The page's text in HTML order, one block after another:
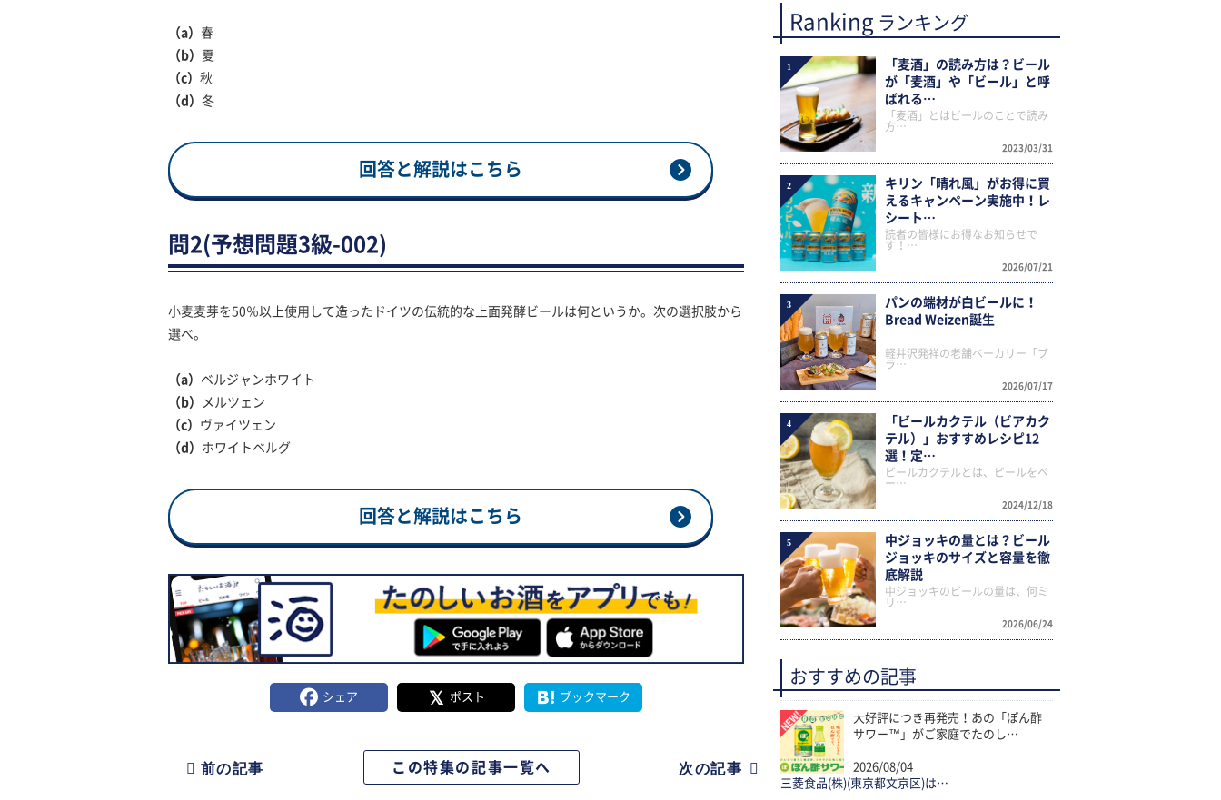
（a） 春
（b） 夏
（c） 秋
（d） 冬
回答と解説はこちら
問2(予想問題3級-002)
小麦麦芽を50％以上使用して造ったドイツの伝統的な上面発酵ビールは何というか。次の選択肢から
選べ。
（a） ベルジャンホワイト
（b）
メルツェン
（c） ヴァイツェン
（d） ホワイトベルグ
回答と解説はこちら
シェア ポスト ブックマーク
前の記事 この特集の記事一覧へ 次の記事
Ranking ランキング
1
「麦酒」の読み方は？ビール
が「麦酒」や「ビール」と呼
ばれる…
2023/03/31
「麦酒」とはビールのことで読み
方…
2
キリン「晴れ風」がお得に買
えるキャンペーン実施中！レ
シート…
2026/07/21
読者の皆様にお得なお知らせで
す！…
3
パンの端材が白ビールに！
Bread Weizen誕生
2026/07/17
軽井沢発祥の老舗ベーカリー「ブ
ラ…
4
「ビールカクテル（ビアカク
テル）」おすすめレシピ12
選！定…
2024/12/18
ビールカクテルとは、ビールをベ
ー…
5
中ジョッキの量とは？ビール
ジョッキのサイズと容量を徹
底解説
2026/06/24
中ジョッキのビールの量は、何ミ
リ…
おすすめの記事
大好評につき再発売！あの「ぽん酢
サワー™」がご家庭でたのし…
2026/08/04
三菱食品(株)(東京都文京区)は…